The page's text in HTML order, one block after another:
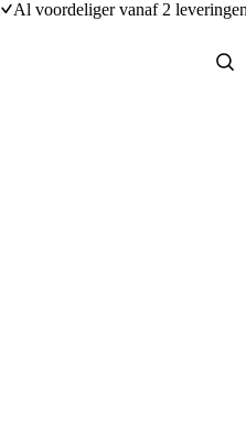
Al voordeliger vanaf 2